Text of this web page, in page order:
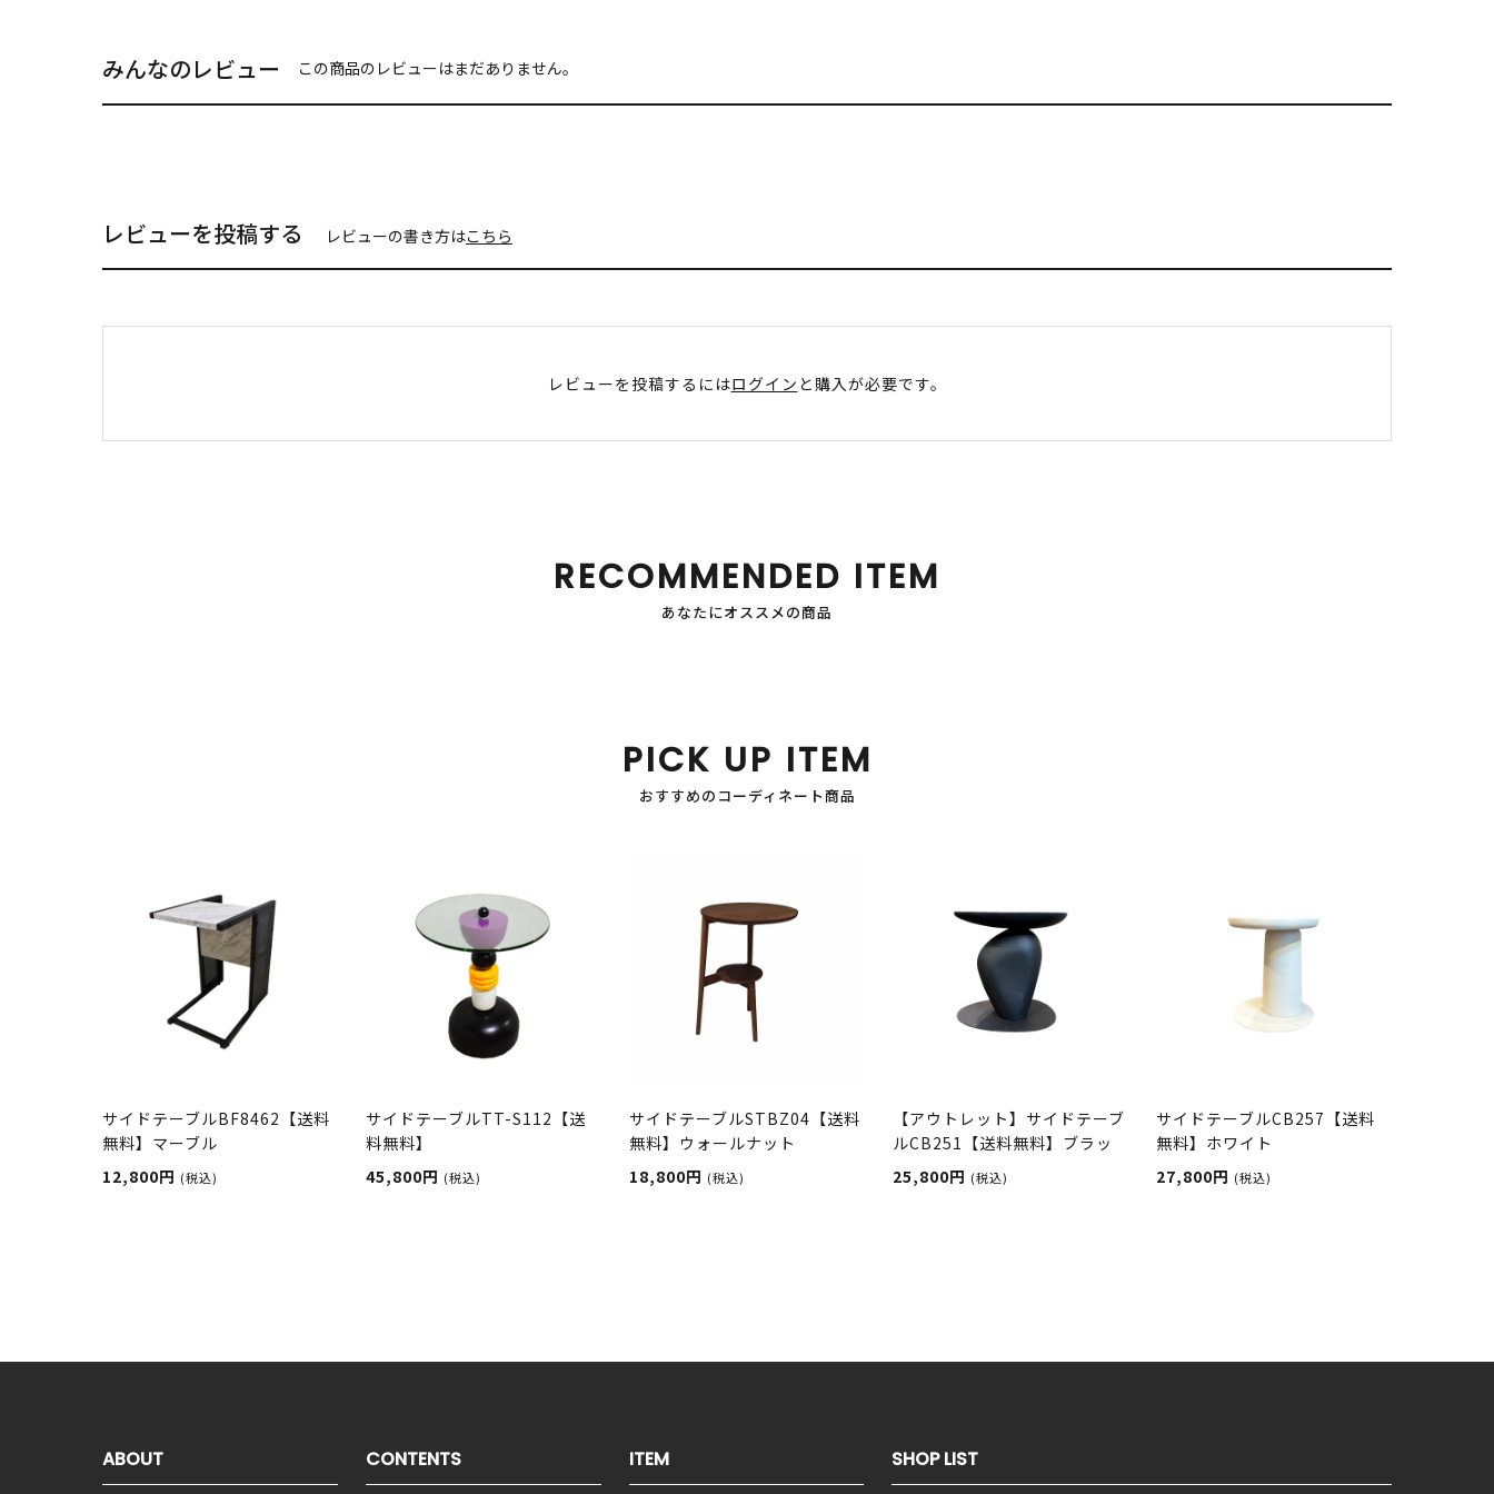
みんなのレビュー この商品のレビューはまだありません。
レビューを投稿する レビューの書き方はこちら
レビューを投稿するにはログイン と購入が必要です。
RECOMMENDED ITEM
あなたにオススメの商品
PICK UP ITEM
おすすめのコーディネート商品
サイドテーブルBF8462【送料
無料】マーブル
12,800円 (税込)
サイドテーブルTT-S112【送
料無料】
45,800円 (税込)
サイドテーブルSTBZ04【送料
無料】ウォールナット
18,800円 (税込)
【アウトレット】サイドテーブ
ルCB251【送料無料】ブラッ
ク
25,800円 (税込)
サイドテーブルCB257【送料
無料】ホワイト
27,800円 (税込)
ABOUT CONTENTS ITEM SHOP LIST